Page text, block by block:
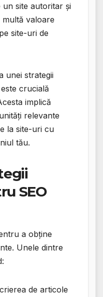
un site autoritar și
valoare
site-uri de
unei strategii
este crucială
implică
relevante
la site-uri cu
tău.
SEO
a obține
Unele dintre
de articole